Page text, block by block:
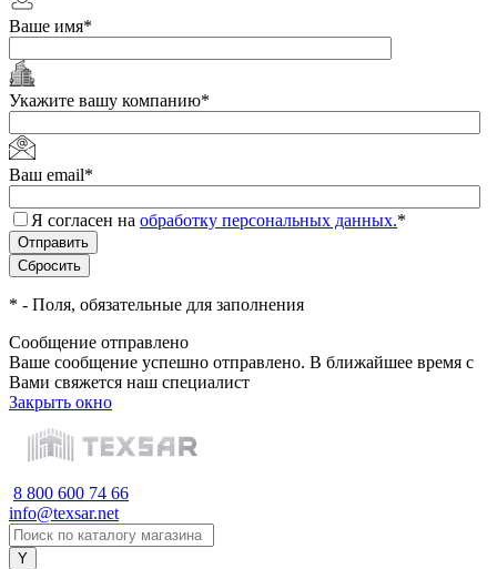
Ваше имя*
Укажите вашу компанию*
Ваш email*
Я согласен на обработку персональных данных.*
* - Поля, обязательные для заполнения
Сообщение отправлено
Ваше сообщение успешно отправлено. В ближайшее время с
Вами свяжется наш специалист
Закрыть окно
8 800 600 74 66
info@texsar.net